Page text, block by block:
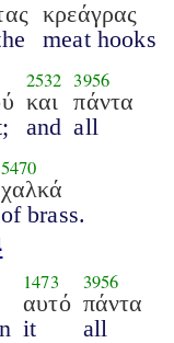
κρεάγρας
meat hooks
2532
και
and
3956
πάντα
all
5470
χαλκά
of brass.
1473
αυτό
it
3956
πάντα
all